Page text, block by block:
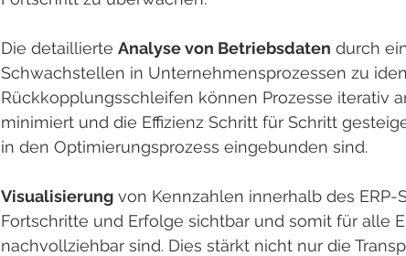
Die detaillierte Analyse von Betriebsdaten durch
Schwachstellen in Unternehmensprozessen zu
Rückkopplungsschleifen können Prozesse iterativ
minimiert und die Effizienz Schritt für Schritt
in den Optimierungsprozess eingebunden sind.
Visualisierung von Kennzahlen innerhalb des ERP-
Fortschritte und Erfolge sichtbar und somit für alle
nachvollziehbar sind. Dies stärkt nicht nur die